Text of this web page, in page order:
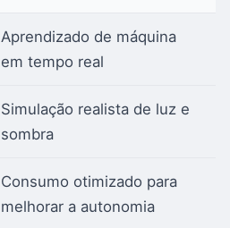
Aprendizado de máquina
em tempo real
Simulação realista de luz e
sombra
Consumo otimizado para
melhorar a autonomia